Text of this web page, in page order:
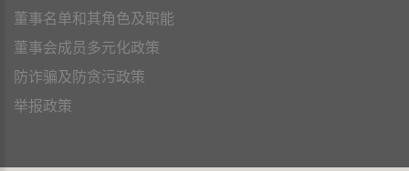
董事名单和其角色及职能
董事会成员多元化政策
防诈骗及防贪污政策
举报政策